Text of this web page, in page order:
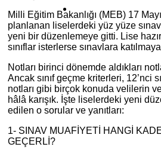
Milli Eğitim Bakanlığı (MEB) 17
planlanan liselerdeki yüz yüze
yeni bir düzenlemeye gitti. Lise
sınıflar isterlerse sınavlara
Notları birinci dönemde aldıkları
Ancak sınıf geçme kriterleri, 12’nci
notları gibi birçok konuda velilerin
hâlâ karışık. İşte liselerdeki yeni
edilen o sorular ve yanıtları:
1- SINAV MUAFİYETİ HANGİ
GEÇERLİ?